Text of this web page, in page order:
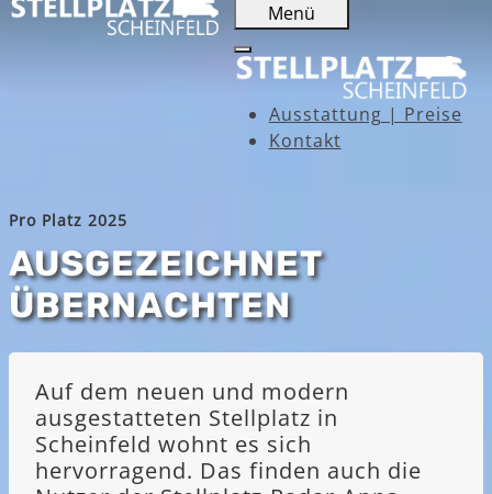
Menü
Ausstattung | Preise
Kontakt
Pro Platz 2025
AUSGEZEICHNET
ÜBERNACHTEN
Auf dem neuen und modern
ausgestatteten Stellplatz in
Scheinfeld wohnt es sich
hervorragend. Das finden auch die